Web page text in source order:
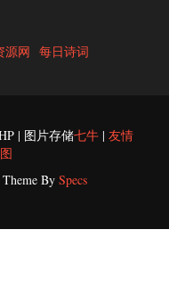
源网 每日诗词
| 图片存储七牛| 友情
By Specs